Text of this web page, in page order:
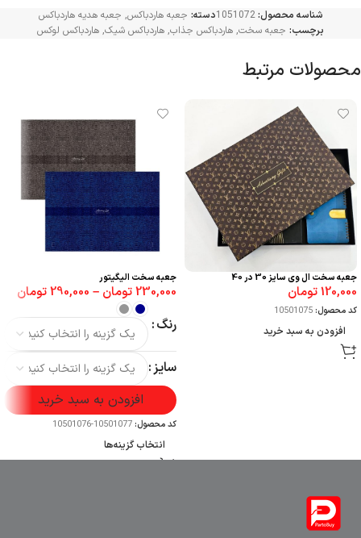
شناسه محصول:1051072دسته: جعبه هاردباکس, جعبه هدیه هاردباکس
برچسب: جعبه سخت, هاردباکس جذاب, هاردباکس شیک, هاردباکس لوکس
محصولات مرتبط
جعبه سخت ال وی سایز 30 در 40
120,000تومان
کد محصول:10501075
افزودن به سبد خرید
جعبه سخت الیگیتور
230,000تومان –
290,000تومان
رنگ
سایز
افزودن به سبد خرید
کد محصول:10501077-10501076
انتخاب گزینه‌ها